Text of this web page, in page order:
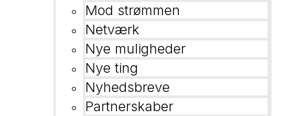
Mod strømmen
Netværk
Nye muligheder
Nye ting
Nyhedsbreve
Partnerskaber